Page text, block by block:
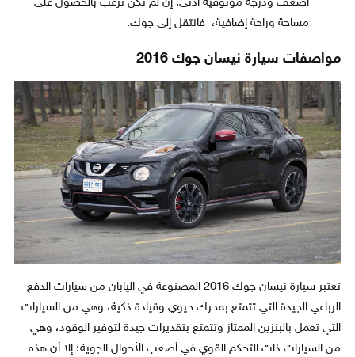
أضعف ودرجة موثوقية أدنى. إن لم تكن ترغب بالحصول على
مساحة وراحة إضافية، فانتقل إلى جوك.
مواصفات سيارة نيسان جوك 2016
تعتبر سيارة نيسان جوك 2016 المصنوعة في اليابان من سيارات الدفع
الرباعي الجيدة التي تتمتع بمحرك حيوي وقيادة ذكية، وهي من السيارات
التي تعمل بالبنزين الممتاز وتتمتع بتقديرات جيدة لتوفير الوقود، وهي
من السيارات ذات التحكم القوي في أصعب الأحوال الجوية؛ إلا أن هذه